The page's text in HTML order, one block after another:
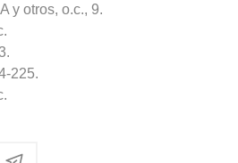
y otros, o.c., 9.
225.